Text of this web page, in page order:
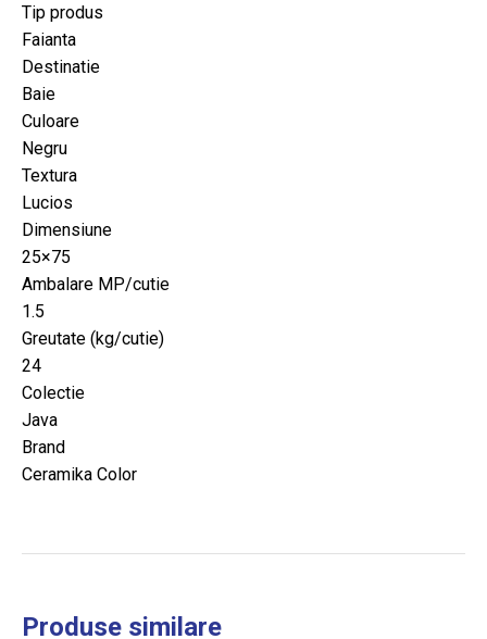
Tip produs
Faianta
Destinatie
Baie
Culoare
Negru
Textura
Lucios
Dimensiune
25×75
Ambalare MP/cutie
1.5
Greutate (kg/cutie)
24
Colectie
Java
Brand
Ceramika Color
Produse similare